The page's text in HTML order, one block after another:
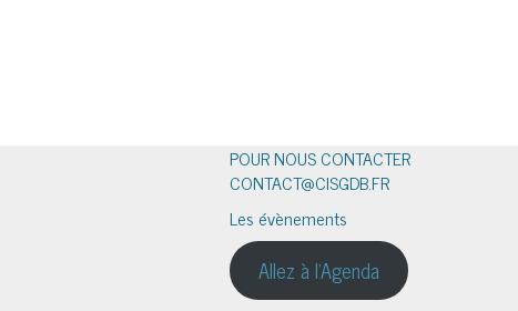
POUR NOUS CONTACTER
CONTACT@CISGDB.FR
Les évènements
Allez à l'Agenda